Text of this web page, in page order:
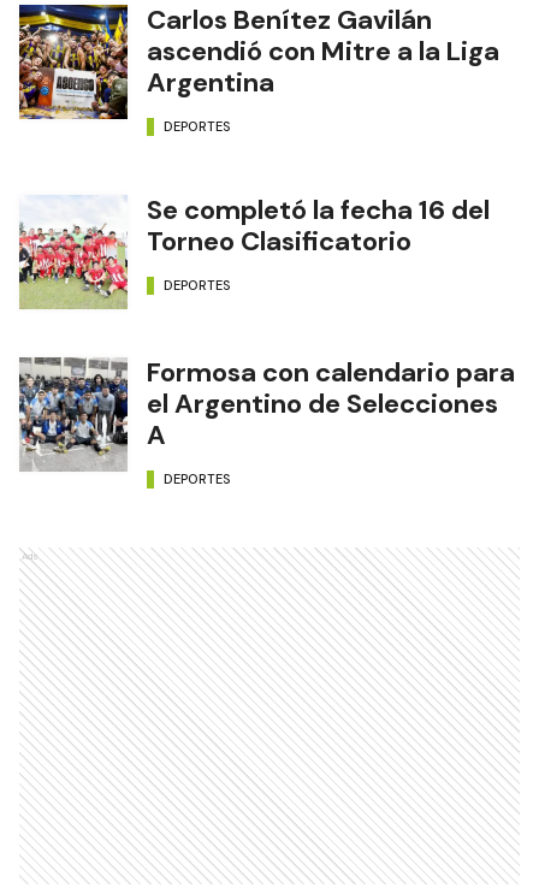
Carlos Benítez Gavilán
ascendió con Mitre a la Liga
Argentina
DEPORTES
Se completó la fecha 16 del
Torneo Clasificatorio
DEPORTES
Formosa con calendario para
el Argentino de Selecciones
A
DEPORTES
Ads